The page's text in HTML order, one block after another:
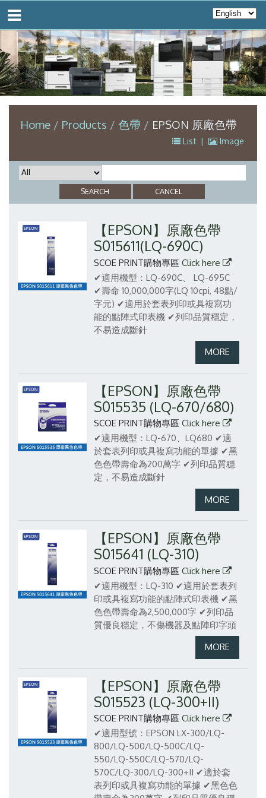
Home Products 色帶 EPSON 原廠色帶
List | Image
【EPSON】原廠色帶
S015611(LQ-690C)
SCOE PRINT購物專區 Click here
✔適用機型：LQ-690C、 LQ-695C
✔壽命 10,000,000字(LQ 10cpi, 48點/
字元) ✔適用於套表列印或具複寫功
能的點陣式印表機 ✔列印品質穩定，
不易造成斷針
【EPSON】原廠色帶
S015535 (LQ-670/680)
SCOE PRINT購物專區 Click here
✔適用機型：LQ-670、LQ680 ✔適
於套表列印或具複寫功能的單據 ✔黑
色色帶壽命為200萬字 ✔列印品質穩
定，不易造成斷針
【EPSON】原廠色帶
S015641 (LQ-310)
SCOE PRINT購物專區 Click here
✔適用機型：LQ-310 ✔適用於套表列
印或具複寫功能的點陣式印表機 ✔黑
色色帶壽命為2,500,000字 ✔列印品
質優良穩定，不傷機器及點陣印字頭
【EPSON】原廠色帶
S015523 (LQ-300+II)
SCOE PRINT購物專區 Click here
✔適用型號：EPSON LX-300/LQ-
800/LQ-500/LQ-500C/LQ-
550/LQ-550C/LQ-570/LQ-
570C/LQ-300/LQ-300+II ✔適於套
表列印或具複寫功能的單據 ✔黑色色